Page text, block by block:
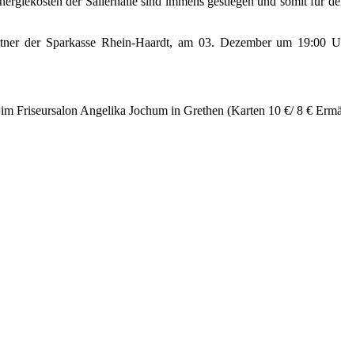
der Sparkasse Rhein-Haardt, am 03. Dezember um 19:00
Friseursalon Angelika Jochum in Grethen (Karten 10 €/ 8 €